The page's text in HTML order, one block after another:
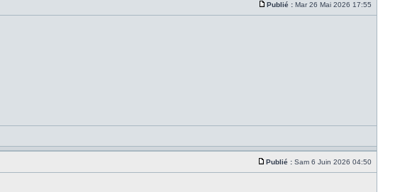
Publié : Mar 26 Mai 2026 17:55
Publié : Sam 6 Juin 2026 04:50